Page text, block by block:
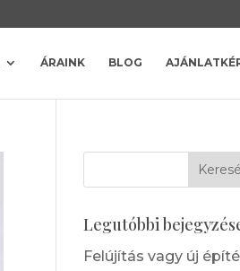
ÁRAINK BLOG
Legutóbbi
Felújítás vagy új